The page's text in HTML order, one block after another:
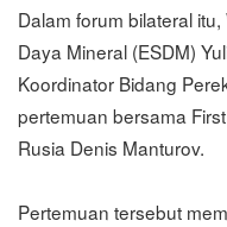
Dalam forum bilateral
Daya Mineral (ESDM)
Koordinator Bidang
pertemuan bersama
Rusia Denis Manturov.
Pertemuan tersebut